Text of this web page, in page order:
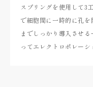
スプリングを使用して3
で細胞間に一時的に孔
までしっかり導入させ
ってエレクトロポレーシ